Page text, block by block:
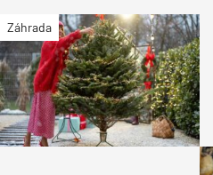
Záhrada